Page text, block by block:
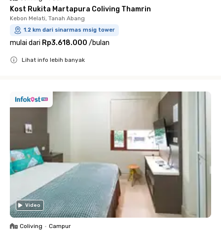
Kost Rukita Martapura Coliving Thamrin
Kebon Melati, Tanah Abang
1.2 km dari sinarmas msig tower
mulai dari Rp3.618.000 /bulan
Lihat info lebih banyak
Video
Coliving • Campur